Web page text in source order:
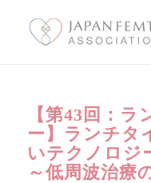
【第43回：
ー】ランチタ
いテクノロジ
～低周波治療